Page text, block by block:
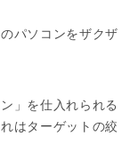
パソコンをザクザ
」を仕入れられる
はターゲットの絞